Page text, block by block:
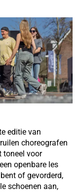
editie van
choreografen
toneel voor
openbare les
of gevorderd,
schoenen aan,